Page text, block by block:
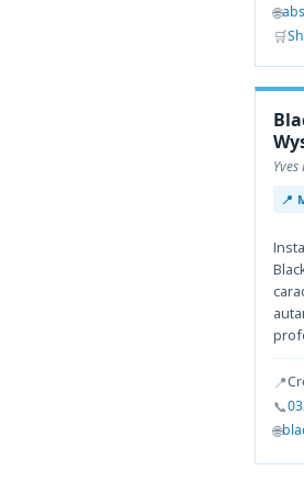
🌐
🛒
📍
📍
📞
🌐